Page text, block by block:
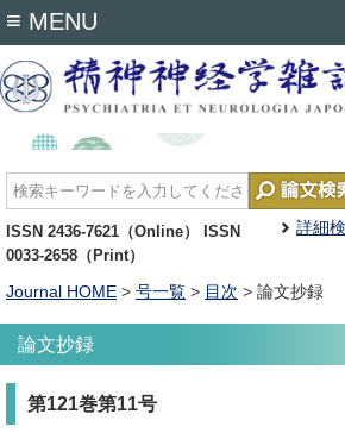
詳細
ISSN 2436-7621（Online） ISSN
0033-2658（Print）
≡ MENU
Journal HOME > 号一覧 > 目次 > 論文抄録
論文抄録
第121巻第11号